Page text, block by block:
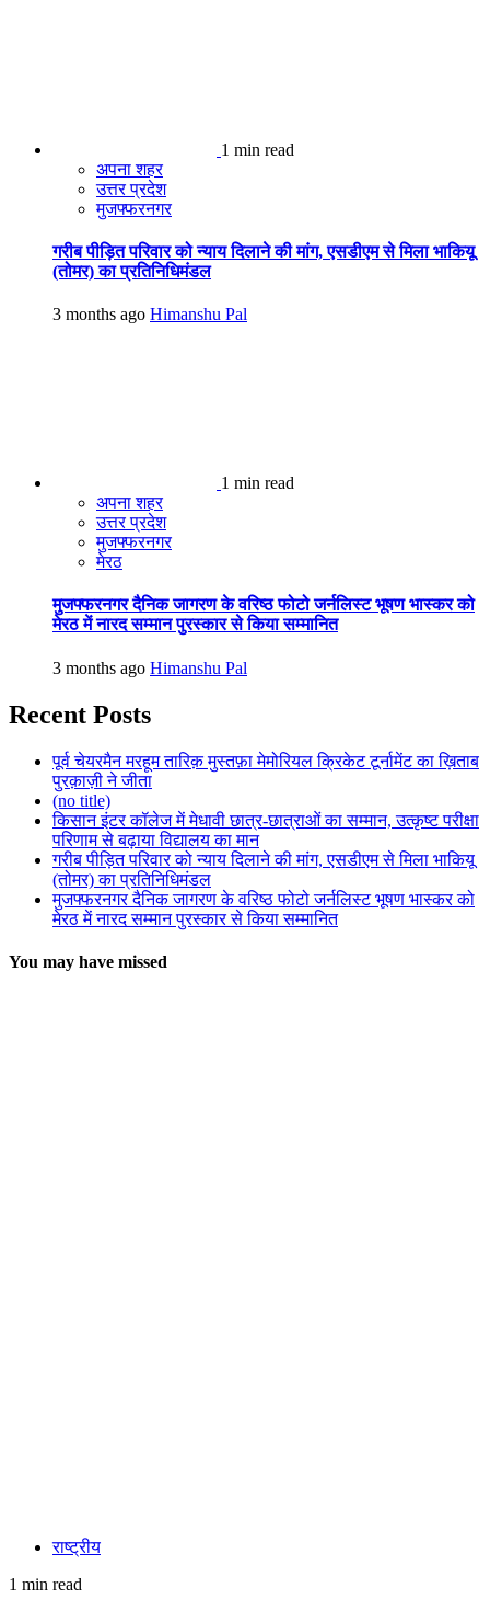
1 min read
अपना शहर
उत्तर प्रदेश
मुजफ्फरनगर
गरीब पीड़ित परिवार को न्याय दिलाने की मांग, एसडीएम से मिला भाकियू
(तोमर) का प्रतिनिधिमंडल
3 months ago Himanshu Pal
1 min read
अपना शहर
उत्तर प्रदेश
मुजफ्फरनगर
मेरठ
मुजफ्फरनगर दैनिक जागरण के वरिष्ठ फोटो जर्नलिस्ट भूषण भास्कर को
मेरठ में नारद सम्मान पुरस्कार से किया सम्मानित
3 months ago Himanshu Pal
Recent Posts
पूर्व चेयरमैन मरहूम तारिक़ मुस्तफ़ा मेमोरियल क्रिकेट टूर्नामेंट का ख़िताब
पुरक़ाज़ी ने जीता
(no title)
किसान इंटर कॉलेज में मेधावी छात्र-छात्राओं का सम्मान, उत्कृष्ट परीक्षा
परिणाम से बढ़ाया विद्यालय का मान
गरीब पीड़ित परिवार को न्याय दिलाने की मांग, एसडीएम से मिला भाकियू
(तोमर) का प्रतिनिधिमंडल
मुजफ्फरनगर दैनिक जागरण के वरिष्ठ फोटो जर्नलिस्ट भूषण भास्कर को
मेरठ में नारद सम्मान पुरस्कार से किया सम्मानित
You may have missed
राष्ट्रीय
1 min read